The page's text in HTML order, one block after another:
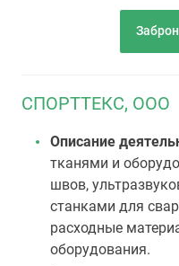
СПОРТТЕКС, ООО
Описание
тканями и
швов,
станками для
расходные
оборудования.